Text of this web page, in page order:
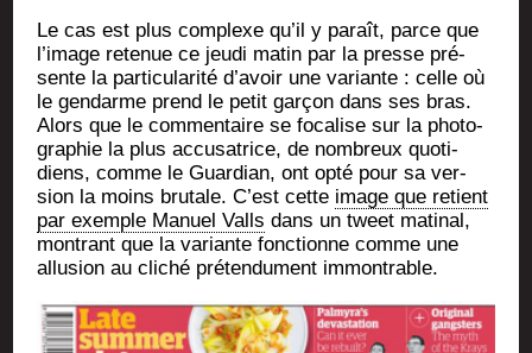
Le cas est plus com­plexe qu’il y paraît, parce que
l’image rete­nue ce jeu­di matin par la presse pré­
sente la par­ti­cu­la­ri­té d’avoir une variante : celle où
le gen­darme prend le petit gar­çon dans ses bras.
Alors que le com­men­taire se foca­lise sur la pho­to­
gra­phie la plus accu­sa­trice, de nom­breux quo­ti­
diens, comme le Guar­dian, ont opté pour sa ver­
sion la moins bru­tale. C’est cette image que retient
par exemple Manuel Valls dans un tweet mati­nal,
mon­trant que la variante fonc­tionne comme une
allu­sion au cli­ché pré­ten­du­ment immontrable.